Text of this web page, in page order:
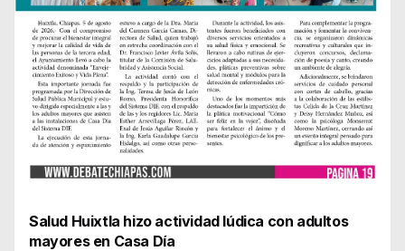
Salud Huixtla hizo actividad lúdica con adultos
mayores en Casa Día